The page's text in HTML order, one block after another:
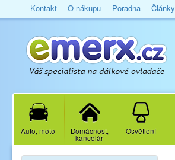
Kontakt O nákupu Poradna Články
Auto, moto Domácnost,
kancelář
Osvětlení